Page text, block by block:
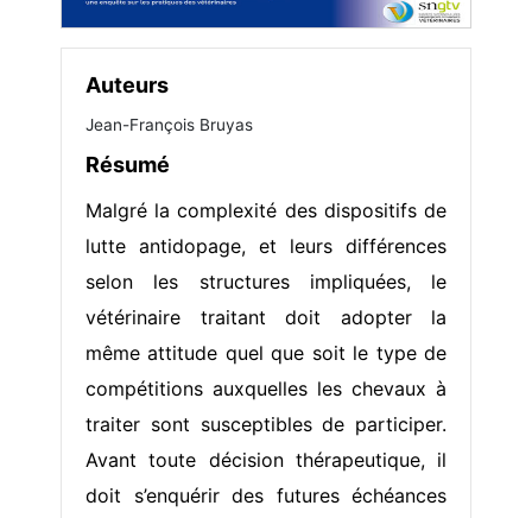
Auteurs
Jean-François Bruyas
Résumé
Malgré la complexité des dispositifs de
lutte antidopage, et leurs différences
selon les structures impliquées, le
vétérinaire traitant doit adopter la
même attitude quel que soit le type de
compétitions auxquelles les chevaux à
traiter sont susceptibles de participer.
Avant toute décision thérapeutique, il
doit s’enquérir des futures échéances